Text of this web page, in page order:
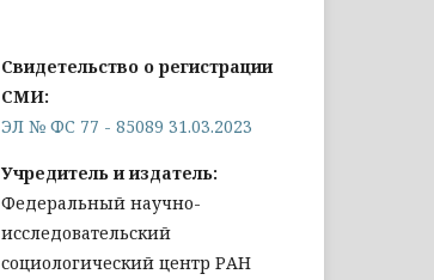
Свидетельство о регистрации
СМИ:
ЭЛ № ФС 77 - 85089 31.03.2023
Учредитель и издатель:
Федеральный научно-
исследовательский
социологический центр РАН